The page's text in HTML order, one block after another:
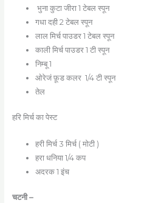
भुना कुटा जीरा 1 टेबल स्पून
गधा दही 2 टेबल स्पून
लाल मिर्च पाउडर 1 टेबल स्पून
काली मिर्च पाउडर 1 टी स्पून
निम्बू 1
ओरेजं फ़ूड कलर 1/4 टी स्पून
तेल
हरि मिर्च का पेस्ट
हरी मिर्च 3 मिर्च ( मोटी )
हरा धनिया 1/4 कप
अदरक 1 इंच
चटनी –